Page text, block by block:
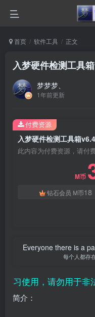
首页 软件工具 正文
入梦硬件检测工具
梦梦梦、
1年前更新
入梦硬件检测工具箱
此内容为付费资源，请付
M币
钻石会员 M币18
付费资源
Everyone there is a
每个人都存
使用，请勿用于非
简介：